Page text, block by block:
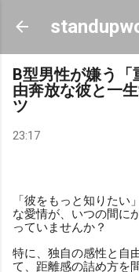
スキップし
B型男性が嫌う「
由奔放な彼と一
ツ
23:17
「彼をもっと知りた
な愛情が、いつの間に
っていませんか？
特に、独自の感性と自
て、距離感の詰め方を